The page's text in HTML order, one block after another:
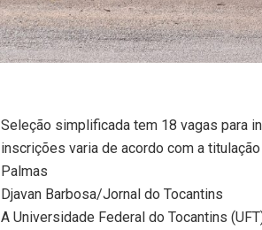
Seleção simplificada tem 18 vagas para
inscrições varia de acordo com a
Palmas
Djavan Barbosa/Jornal do Tocantins
A Universidade Federal do Tocantins